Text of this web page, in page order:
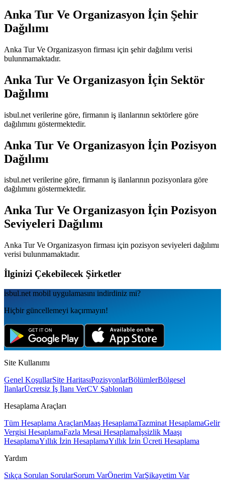
Anka Tur Ve Organizasyon İçin Şehir
Dağılımı
Anka Tur Ve Organizasyon firması için şehir dağılımı verisi
bulunmamaktadır.
Anka Tur Ve Organizasyon İçin Sektör
Dağılımı
isbul.net verilerine göre, firmanın iş ilanlarının sektörlere göre
dağılımını göstermektedir.
Anka Tur Ve Organizasyon İçin Pozisyon
Dağılımı
isbul.net verilerine göre, firmanın iş ilanlarının pozisyonlara göre
dağılımını göstermektedir.
Anka Tur Ve Organizasyon İçin Pozisyon
Seviyeleri Dağılımı
Anka Tur Ve Organizasyon firması için pozisyon seviyeleri dağılımı
verisi bulunmamaktadır.
İlginizi Çekebilecek Şirketler
isbul.net mobil uygulamаsını indirdiniz mi?
Hiçbir güncellemeyi kaçırmayın!
Site Kullanımı
Genel KoşullarSite HaritasıPozisyonlarBölümlerBölgesel
İlanlarÜcretsiz İş İlanı VerCV Şablonları
Hesaplama Araçları
Tüm Hesaplama AraçlarıMaaş HesaplamaTazminat HesaplamaGelir
Vergisi HesaplamaFazla Mesai Hesaplamaİşsizlik Maaşı
HesaplamaYıllık İzin HesaplamaYıllık İzin Ücreti Hesaplama
Yardım
Sıkça Sorulan SorularSorum VarÖnerim VarŞikayetim Var